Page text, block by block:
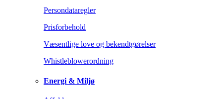
Persondataregler
Prisforbehold
Væsentlige love og bekendtgørelser
Whistleblowerordning
Energi & Miljø